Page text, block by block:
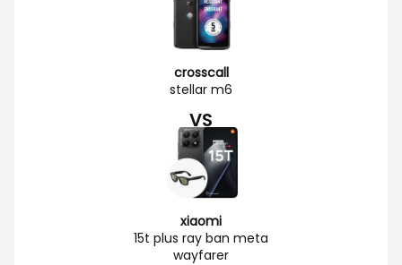
crosscall
stellar m6
VS
xiaomi
15t plus ray ban meta
wayfarer